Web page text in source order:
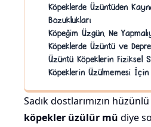
Köpeklerde Üzüntüden
Bozuklukları
Köpeğim Üzgün, Ne
Köpeklerde Üzüntü ve
Üzüntü Köpeklerin Fiziksel
Köpeklerin Üzülmemesi
Sadık dostlarımızın
köpekler üzülür mü diye